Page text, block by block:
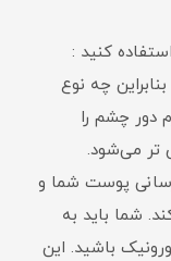
کنید :
چه نوع
دور چشم را
تر می‌شود.
پوست شما و
شما باید به
باشید. این